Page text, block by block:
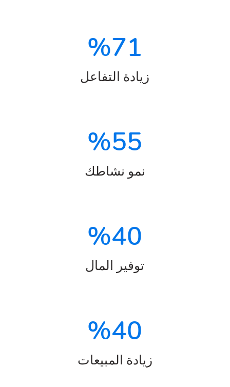
71
%
زيادة التفاعل
55
%
نمو نشاطك
40
%
توفير المال
40
%
زيادة المبيعات